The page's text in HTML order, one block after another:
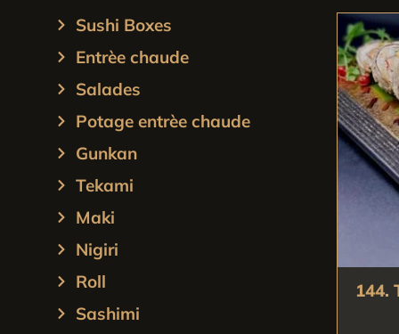
Sushi Boxes
Entrèe chaude
Salades
Potage entrèe chaude
Gunkan
Tekami
Maki
Nigiri
Roll
Sashimi
144.